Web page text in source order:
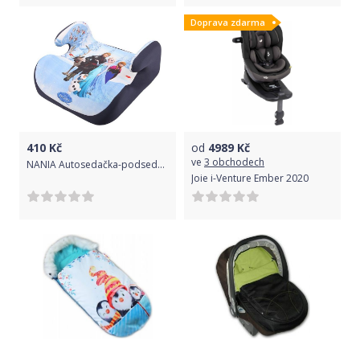
410 Kč
NANIA Autosedačka-podsedák Nania Topo Comfort Cars Červená
Doprava zdarma
od 4989 Kč
ve 3 obchodech
Joie i-Venture Ember 2020